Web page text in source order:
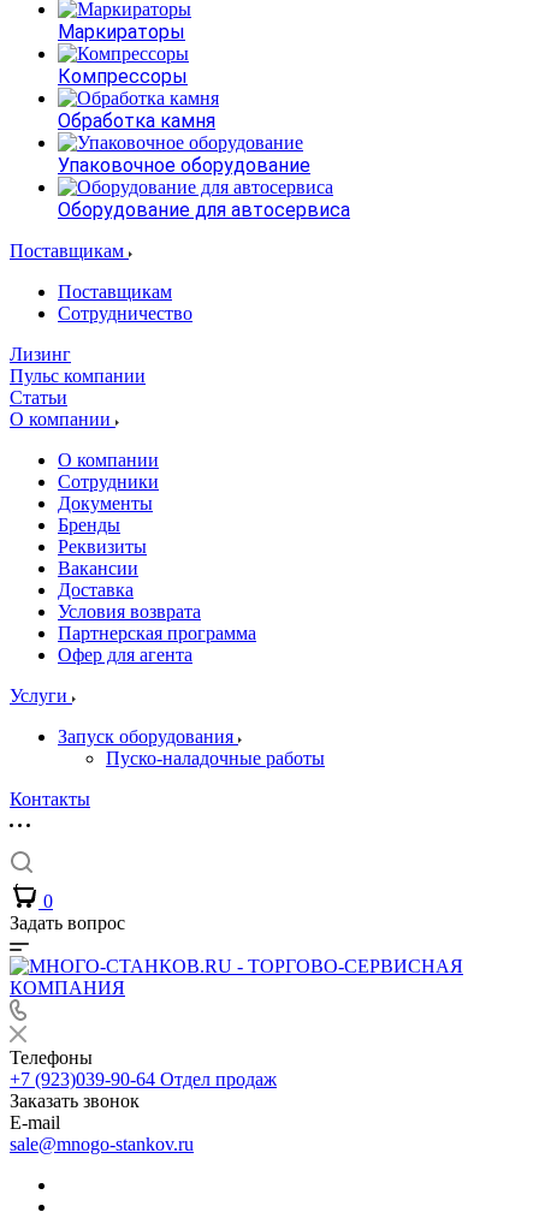
Маркираторы
Компрессоры
Обработка камня
Упаковочное оборудование
Оборудование для автосервиса
Поставщикам
Поставщикам
Сотрудничество
Лизинг
Пульс компании
Статьи
О компании
О компании
Сотрудники
Документы
Бренды
Реквизиты
Вакансии
Доставка
Условия возврата
Партнерская программа
Офер для агента
Услуги
Запуск оборудования
Пуско-наладочные работы
Контакты
0
Задать вопрос
Телефоны
+7 (923)039-90-64 Отдел продаж
Заказать звонок
E-mail
sale@mnogo-stankov.ru